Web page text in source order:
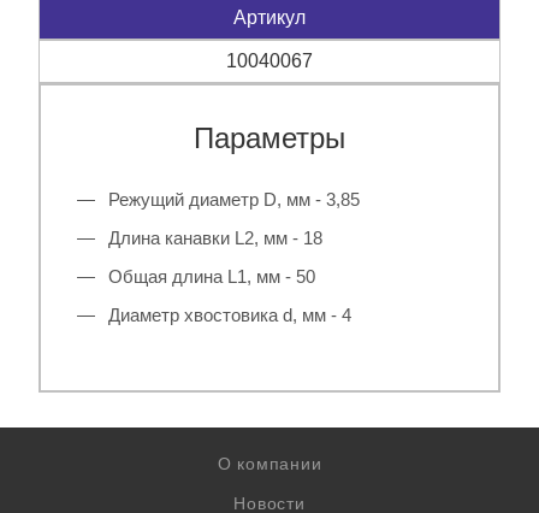
Артикул
10040067
Параметры
Режущий диаметр D, мм - 3,85
Длина канавки L2, мм - 18
Общая длина L1, мм - 50
Диаметр хвостовика d, мм - 4
О компании
Новости